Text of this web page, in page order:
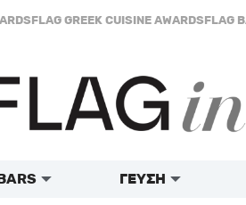
FLAG GREEK CUISINE AWARDSFLAG
ΓΕΥΣΗ